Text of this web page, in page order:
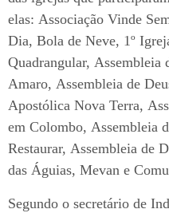
elas: Associação Vinde
Dia, Bola de Neve, 1º
Quadrangular, Assembleia
Amaro, Assembleia de
Apostólica Nova Terra,
em Colombo, Assembleia
Restaurar, Assembleia de
das Águias, Mevan e
Segundo o secretário de